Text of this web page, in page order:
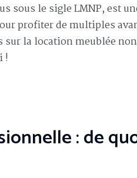
sous le sigle LMNP, est
profiter de multiples
la location meublée
!
: de